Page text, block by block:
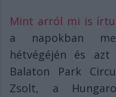
Mint arról mi is
a napokban
hétvégéjén és
Balaton Park
Zsolt, a